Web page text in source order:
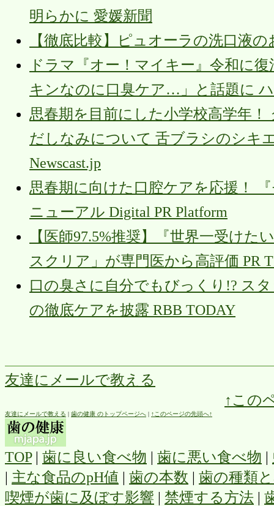
明らかに 愛媛新聞
【徹底比較】ピュオーラの洗口液
ドラマ『オー！マイキー』令和に
キンなのに口臭ケア…」と話題に
思春期を目前にした小学校高学年
だしなみについて 舌ブラシのシキ
Newscast.jp
思春期に向けた口腔ケアを応援！
ニューアル Digital PR Platform
【医師97.5%推奨】『世界一受け
スクリア」が専門医から高評価 PR
口の臭さに自分でもびっくり!? ス
の徹底ケアを披露 RBB TODAY
友達にメールで教える
↑この
友達にメールで教える | 歯の健康 のトップページへ | ↑このページの先頭へ↑
TOP| 歯に良い食べ物 | 歯に悪い食べ物 |
| 主な食品のpH値 | 歯の本数 | 歯の種類
喫煙が歯に及ぼす影響 | 禁煙する方法 |